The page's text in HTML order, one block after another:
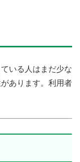
いる人はまだ少な
あります。利用者